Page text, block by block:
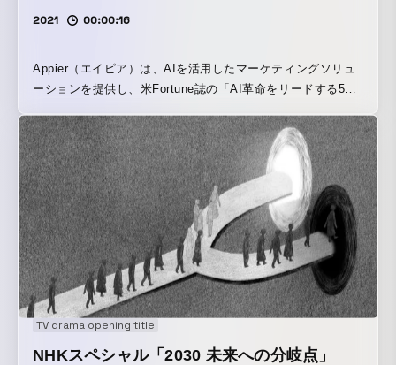
2021 00:00:16
Appier（エイピア）は、AIを活用したマーケティングソリュ
ーションを提供し、米Fortune誌の「AI革命をリードする50
のブランドCMをWhateverで企画・制作しました。 Appierと
いうブランドを誰にでも分かりやすく魅力的に伝えるため
に、誰もが知っている「マッチ売りの少女」という悲しい物
語を、Appierの力でビジネス成功ストーリーに変えてしまお
うと企画しました。物語の世界へ視聴者を一気に引き込むリ
アルな映像は、全編東欧リモート撮影によるもの。Appierの
コア技術である「AIによる予測」の表現にもこだわり、AIで
ビジネスをエンパワーしてくれることが直感的・印象的に伝
わるCMになっています。
TV drama opening title
NHKスペシャル「2030 未来への分岐点」